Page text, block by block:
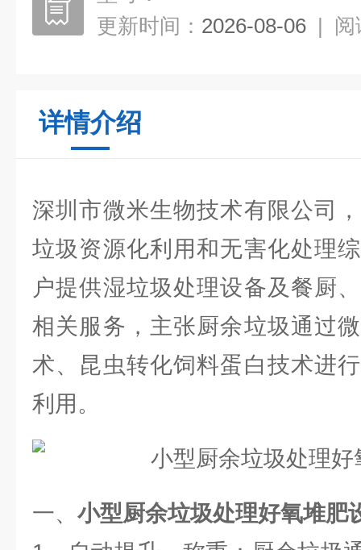
更新时间： 2026-08-06 | 阅
详情介绍
深圳市微米生物技术有限公司
垃圾资源化利用和无害化处理
户提供湿垃圾处理设备及餐厨
相关服务，主张厨余垃圾通过
术、昆虫转化饲料蛋白技术进
利用。
一、 小型厨余垃圾处理好氧堆肥